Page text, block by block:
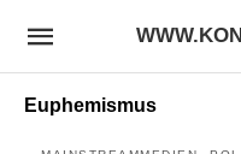
Euphemismus